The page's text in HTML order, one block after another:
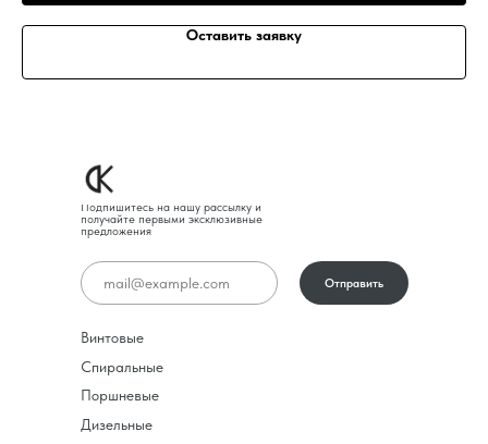
Оставить заявку
Подпишитесь на нашу рассылку и
получайте первыми эксклюзивные
предложения
Винтовые
Спиральные
Поршневые
Дизельные
Отправить